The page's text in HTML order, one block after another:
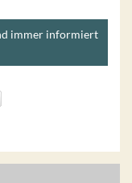
immer informiert